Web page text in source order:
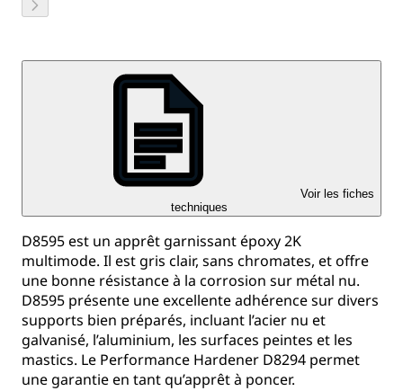
Voir les fiches
techniques
D8595 est un apprêt garnissant époxy 2K
multimode. Il est gris clair, sans chromates, et offre
une bonne résistance à la corrosion sur métal nu.
D8595 présente une excellente adhérence sur divers
supports bien préparés, incluant l’acier nu et
galvanisé, l’aluminium, les surfaces peintes et les
mastics. Le Performance Hardener D8294 permet
une garantie en tant qu’apprêt à poncer.